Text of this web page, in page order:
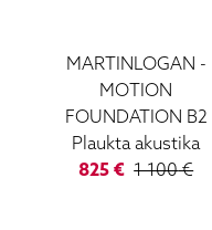
MARTINLOGAN -
MOTION
FOUNDATION B2
Plaukta akustika
825 € 1 100€